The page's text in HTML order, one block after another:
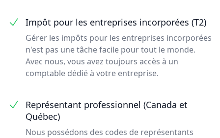
Impôt pour les entreprises incorporées (T2)
Gérer les impôts pour les entreprises incorporées
n'est pas une tâche facile pour tout le monde.
Avec nous, vous avez toujours accès à un
comptable dédié à votre entreprise.
Représentant professionnel (Canada et
Québec)
Nous possédons des codes de représentants